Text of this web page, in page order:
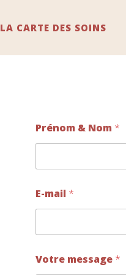
LA CARTE DES SOINS
Prénom & Nom *
e
s
a
e
N
E-mail *
Votre message *